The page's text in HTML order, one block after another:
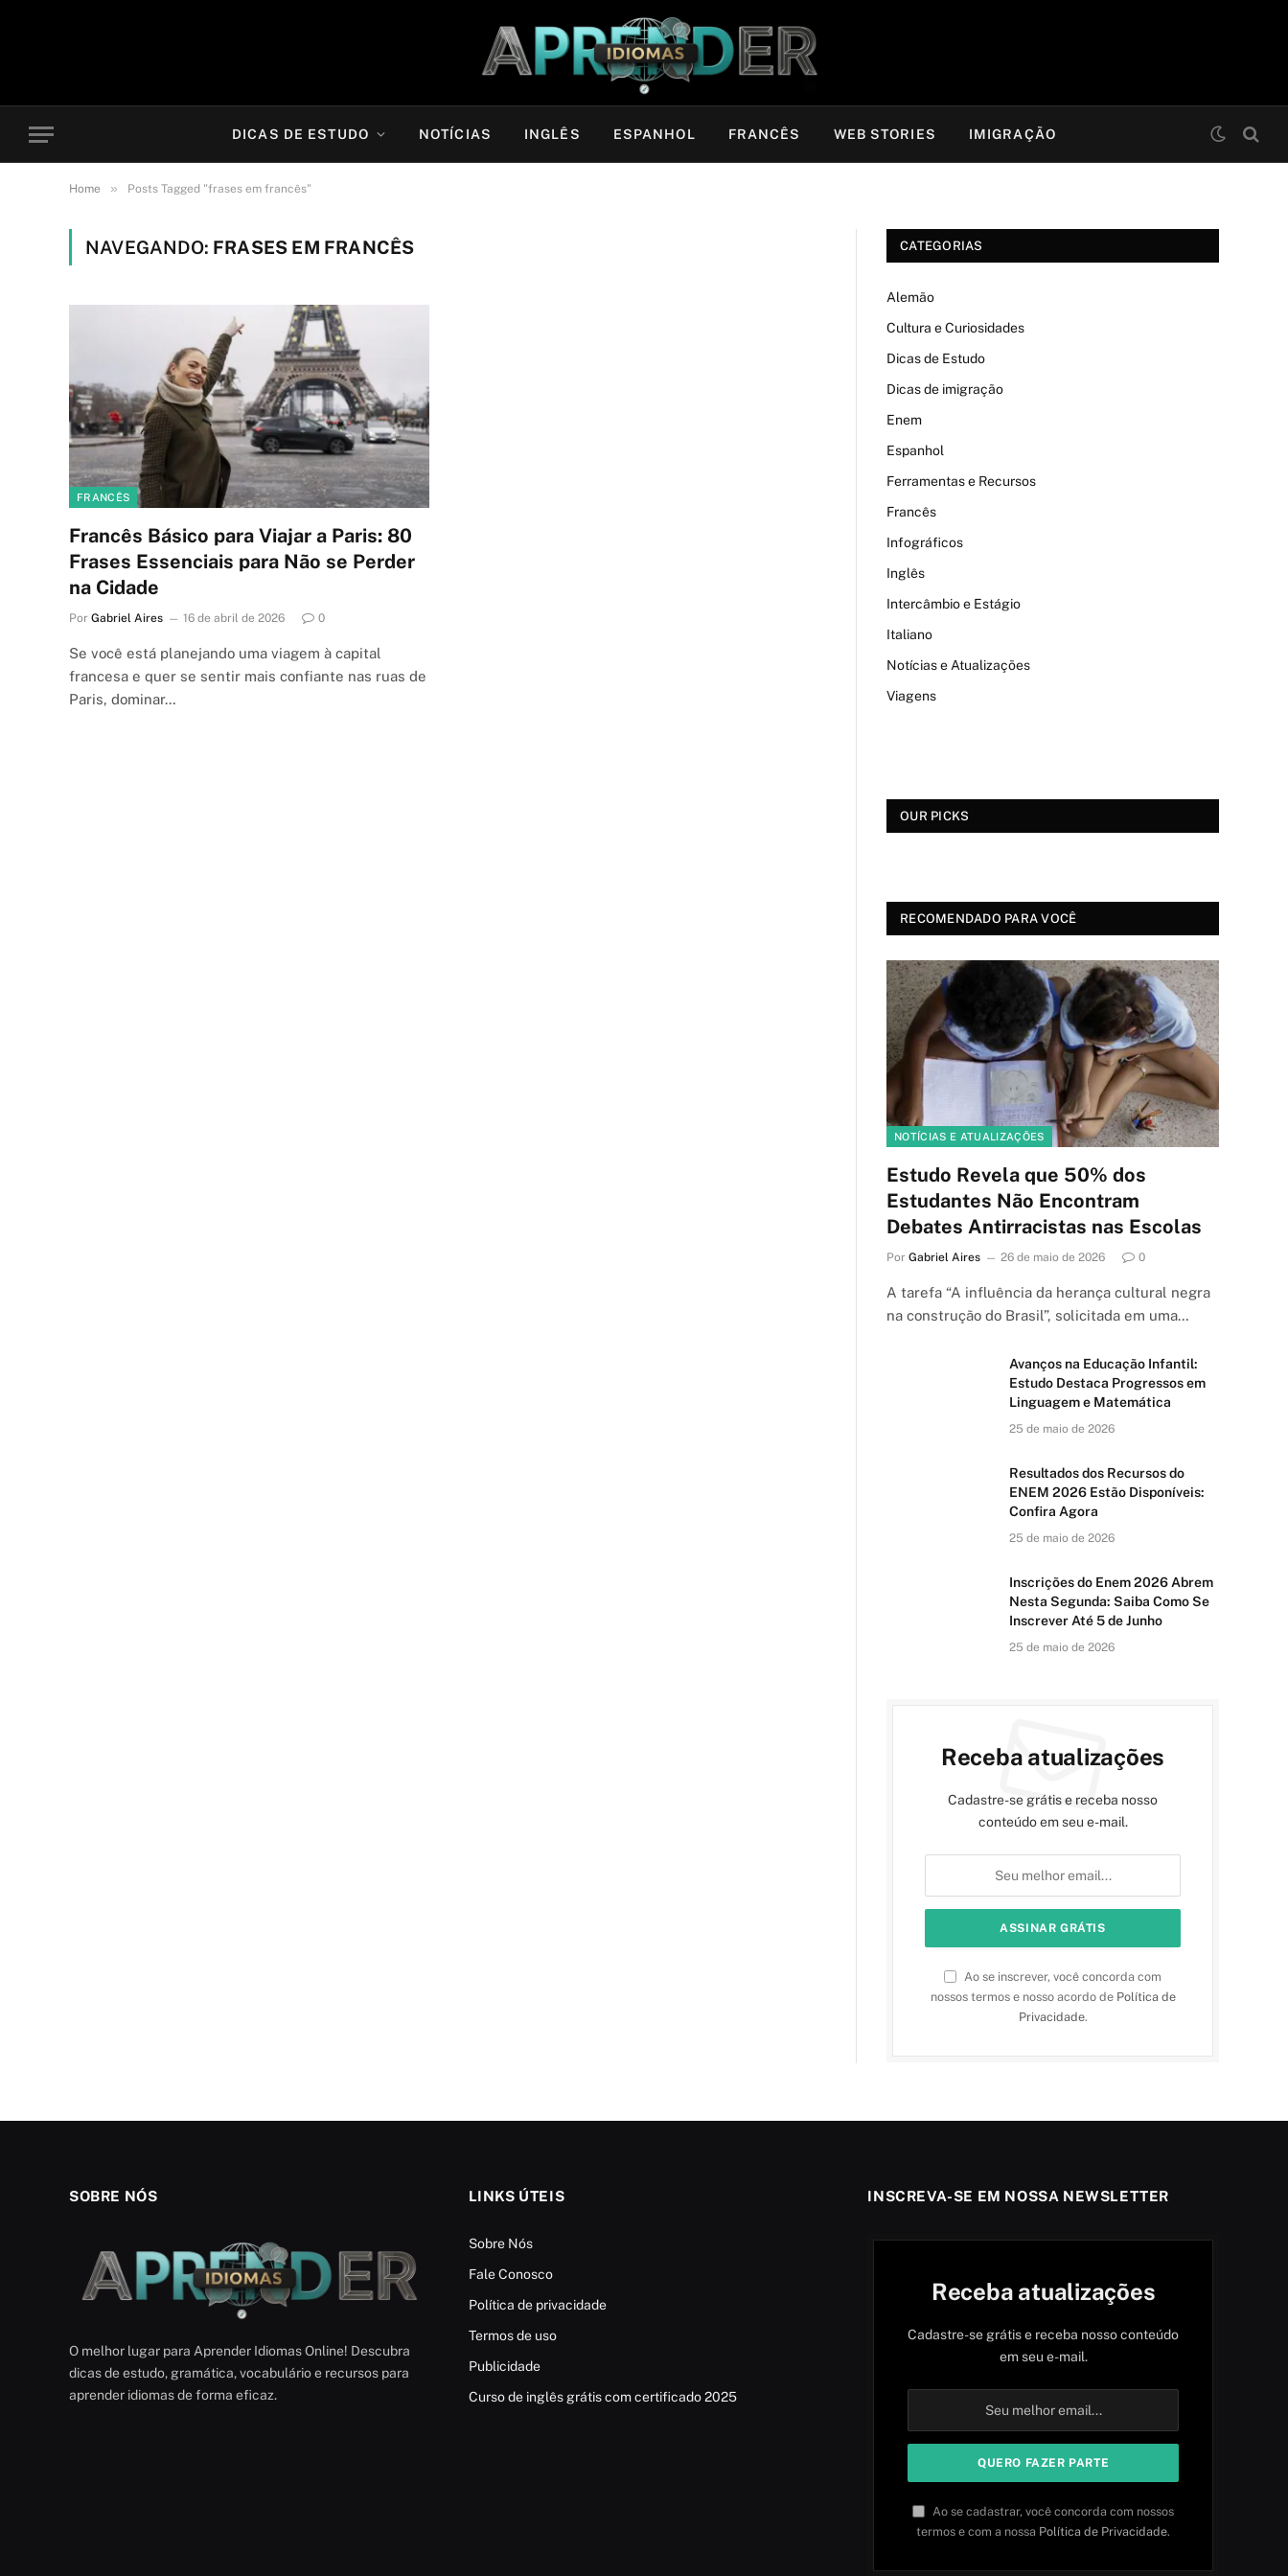
DICAS DE ESTUDO NOTÍCIAS INGLÊS ESPANHOL FRANCÊS WEB STORIES IMIGRAÇÃO
Home » Posts Tagged "frases em francês"
NAVEGANDO: FRASES EM FRANCÊS
FRANCÊS
Francês Básico para Viajar a Paris: 80
Frases Essenciais para Não se Perder
na Cidade
Por Gabriel Aires 16 de abril de 2026 0
Se você está planejando uma viagem à capital
francesa e quer se sentir mais confiante nas ruas de
Paris, dominar…
CATEGORIAS
Alemão
Cultura e Curiosidades
Dicas de Estudo
Dicas de imigração
Enem
Espanhol
Ferramentas e Recursos
Francês
Infográficos
Inglês
Intercâmbio e Estágio
Italiano
Notícias e Atualizações
Viagens
OUR PICKS
RECOMENDADO PARA VOCÊ
NOTÍCIAS E ATUALIZAÇÕES
Estudo Revela que 50% dos
Estudantes Não Encontram
Debates Antirracistas nas Escolas
Por Gabriel Aires 26 de maio de 2026 0
A tarefa “A influência da herança cultural negra
na construção do Brasil”, solicitada em uma…
Avanços na Educação Infantil:
Estudo Destaca Progressos em
Linguagem e Matemática
25 de maio de 2026
Resultados dos Recursos do
ENEM 2026 Estão Disponíveis:
Confira Agora
25 de maio de 2026
Inscrições do Enem 2026 Abrem
Nesta Segunda: Saiba Como Se
Inscrever Até 5 de Junho
25 de maio de 2026
Receba atualizações
Cadastre-se grátis e receba nosso
conteúdo em seu e-mail.
Ao se inscrever, você concorda com
nossos termos e nosso acordo de Política de
Privacidade.
SOBRE NÓS
O melhor lugar para Aprender Idiomas Online! Descubra
dicas de estudo, gramática, vocabulário e recursos para
aprender idiomas de forma eficaz.
LINKS ÚTEIS
Sobre Nós
Fale Conosco
Política de privacidade
Termos de uso
Publicidade
Curso de inglês grátis com certificado 2025
INSCREVA-SE EM NOSSA NEWSLETTER
Receba atualizações
Cadastre-se grátis e receba nosso conteúdo
em seu e-mail.
Ao se cadastrar, você concorda com nossos
termos e com a nossa Política de Privacidade.